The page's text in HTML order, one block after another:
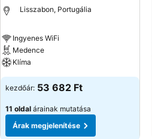
Lisszabon, Portugália
Ingyenes WiFi
Medence
Klíma
kezdőár: 53 682 Ft
11 oldal árainak mutatása
Árak megjelenítése